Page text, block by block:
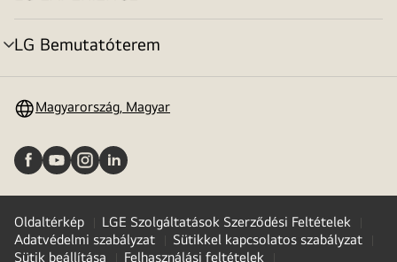
toggle
LG Bemutatóterem
menu
Magyarország, Magyar
Oldaltérkép
LGE Szolgáltatások Szerződési Feltételek
Adatvédelmi szabályzat
Sütikkel kapcsolatos szabályzat
Sütik beállítása
Felhasználási feltételek